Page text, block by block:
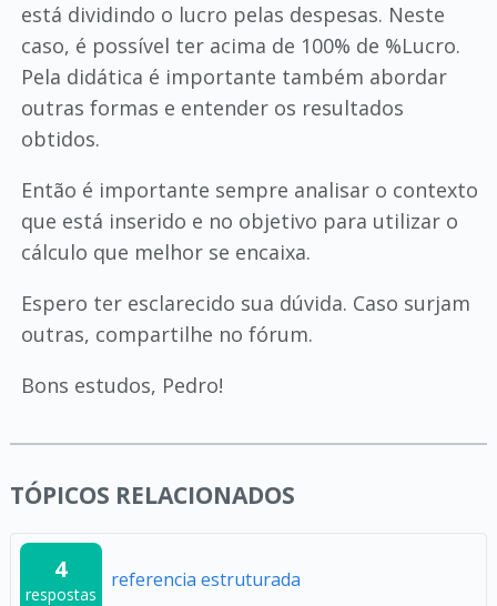
está dividindo o lucro pelas despesas. Neste
caso, é possível ter acima de 100% de %Lucro.
Pela didática é importante também abordar
outras formas e entender os resultados
obtidos.
Então é importante sempre analisar o contexto
que está inserido e no objetivo para utilizar o
cálculo que melhor se encaixa.
Espero ter esclarecido sua dúvida. Caso surjam
outras, compartilhe no fórum.
Bons estudos, Pedro!
TÓPICOS RELACIONADOS
4
respostas
referencia estruturada